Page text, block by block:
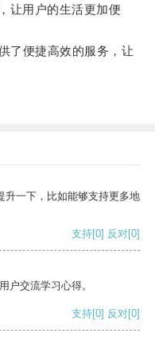
让用户的生活更加便
便捷高效的服务，让
升一下，比如能够支持更多地
支持[0] 反对[0]
户交流学习心得。
支持[0] 反对[0]